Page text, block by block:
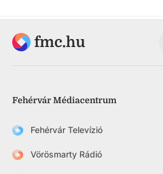
fmc.hu
Fehérvár Médiacentrum
Fehérvár Televízió
Vörösmarty Rádió